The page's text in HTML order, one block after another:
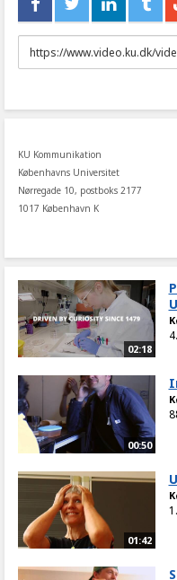
URL
to
KU Kommunikation
Københavns Universitet
Nørregade 10, postboks 2177
1017 København K
02:18
00:50
01:42